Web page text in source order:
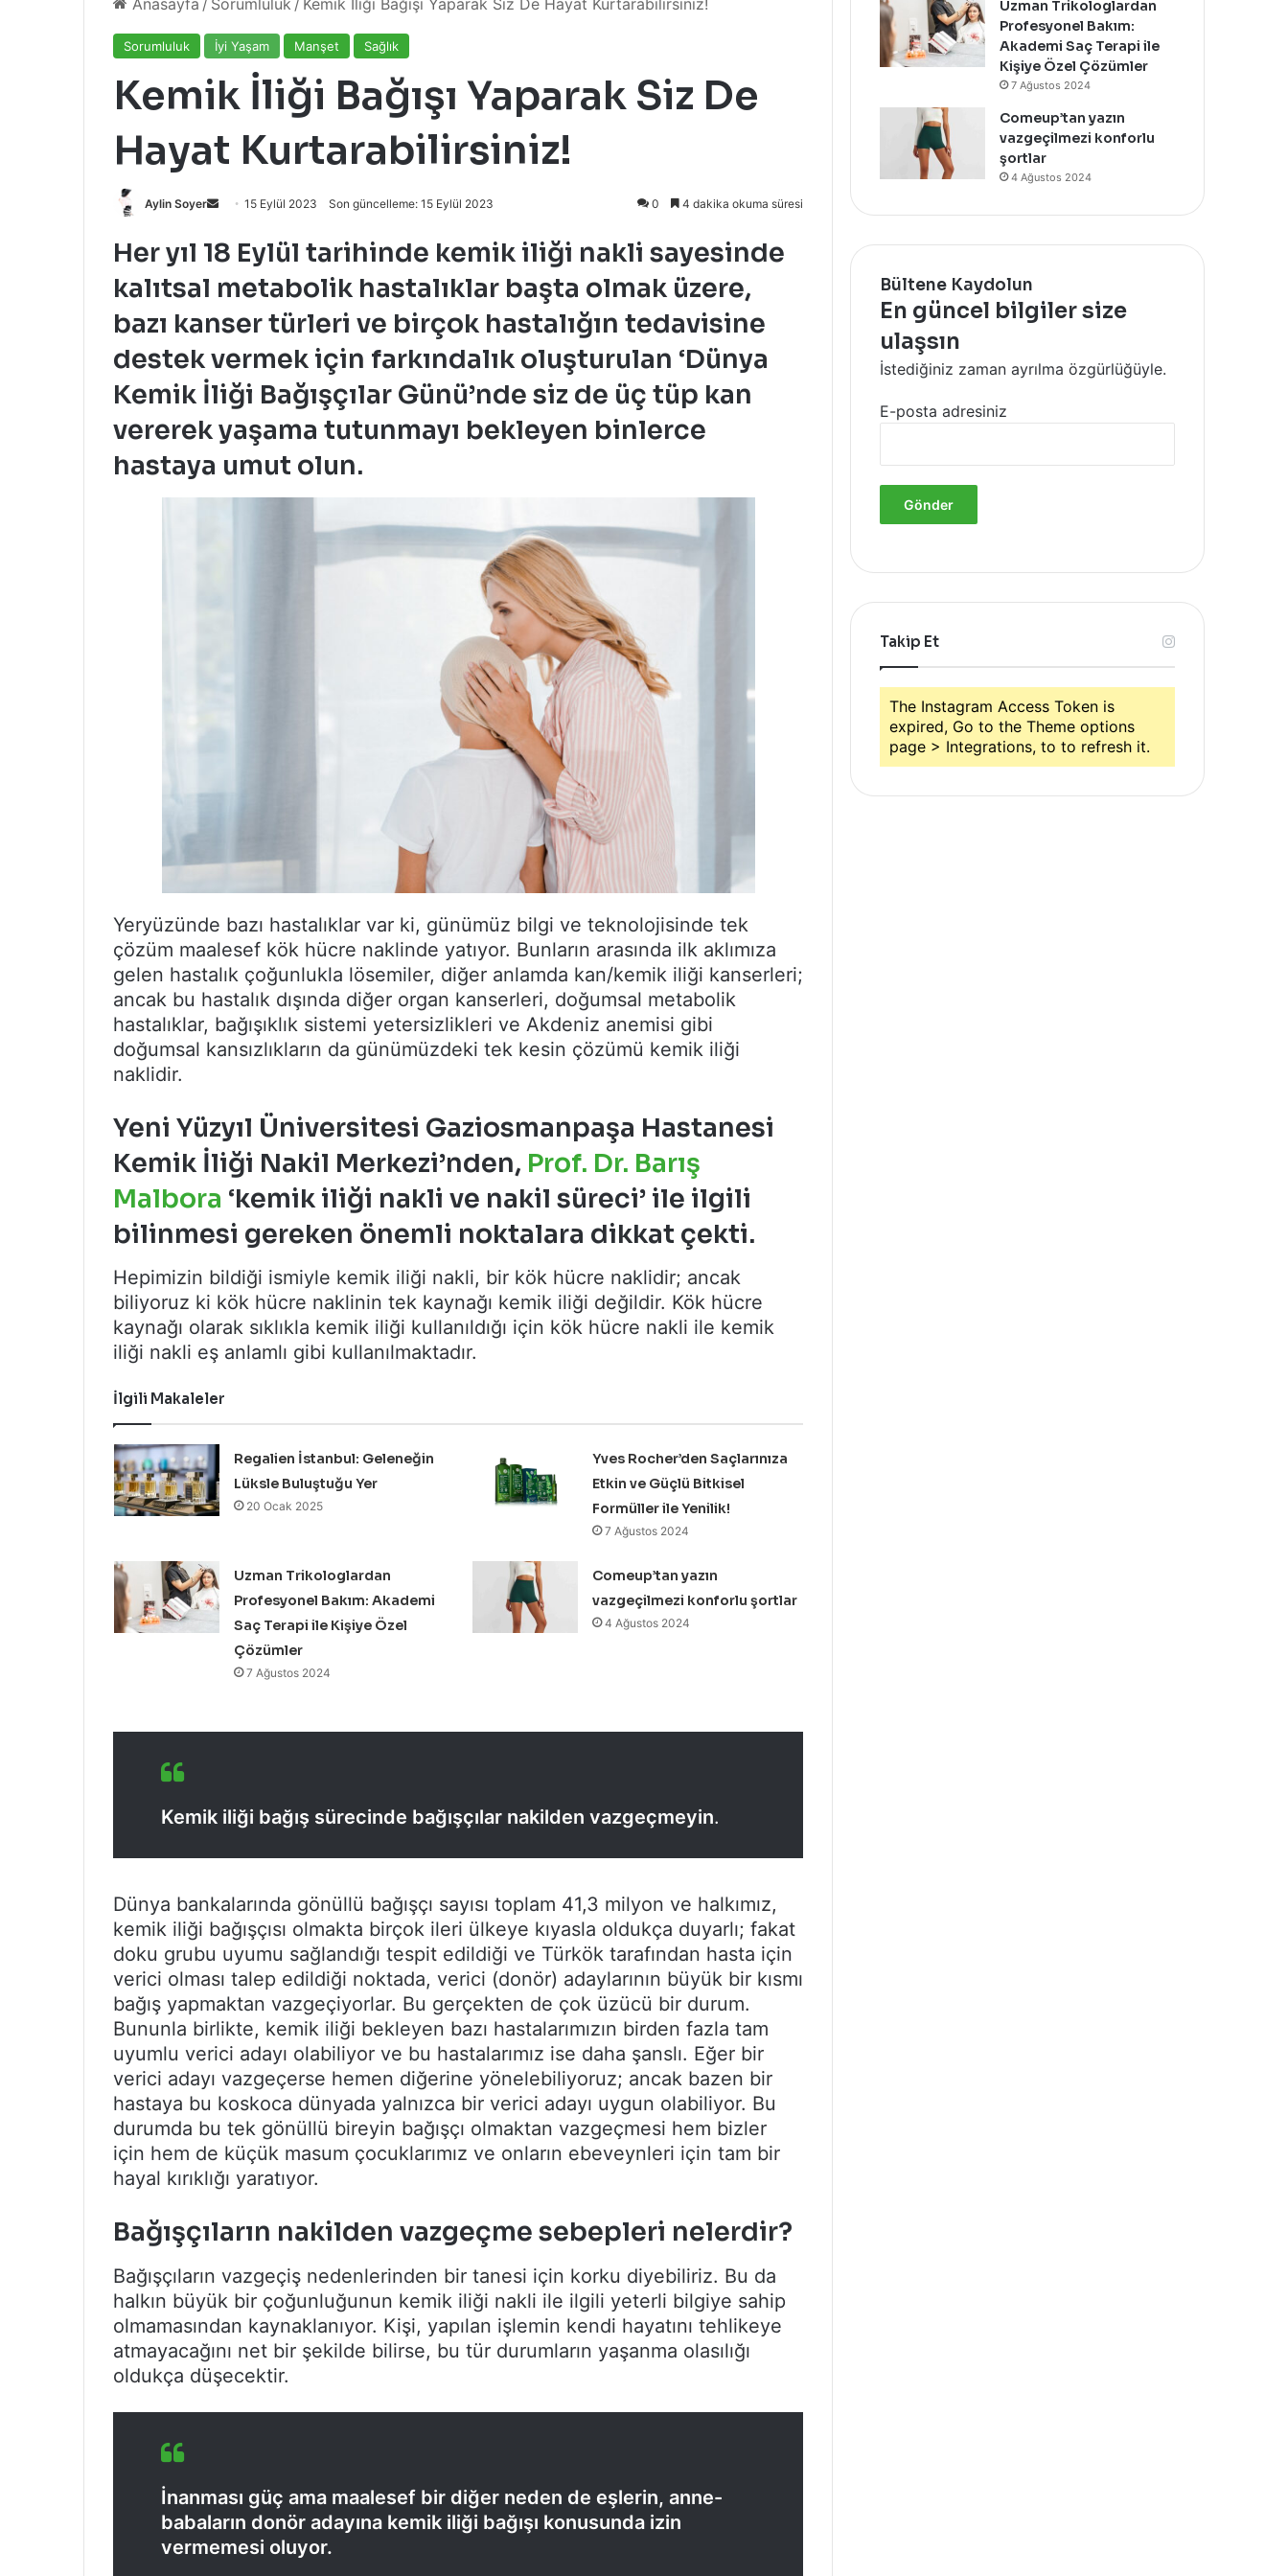
Sorumluluk İyi Yaşam Manşet Sağlık
Kemik İliği Bağışı Yaparak Siz De
Hayat Kurtarabilirsiniz!
Aylin Soyer
Bir
posta
15 Eylül 2023 Son güncelleme: 15 Eylül 2023 0 4 dakika okuma süresi
Her yıl 18 Eylül tarihinde kemik iliği nakli sayesinde
kalıtsal metabolik hastalıklar başta olmak üzere,
bazı kanser türleri ve birçok hastalığın tedavisine
destek vermek için farkındalık oluşturulan ‘Dünya
Kemik İliği Bağışçılar Günü’nde siz de üç tüp kan
vererek yaşama tutunmayı bekleyen binlerce
hastaya umut olun.
Yeryüzünde bazı hastalıklar var ki, günümüz bilgi ve teknolojisinde tek
çözüm maalesef kök hücre naklinde yatıyor. Bunların arasında ilk aklımıza
gelen hastalık çoğunlukla lösemiler, diğer anlamda kan/kemik iliği kanserleri;
ancak bu hastalık dışında diğer organ kanserleri, doğumsal metabolik
hastalıklar, bağışıklık sistemi yetersizlikleri ve Akdeniz anemisi gibi
doğumsal kansızlıkların da günümüzdeki tek kesin çözümü kemik iliği
naklidir.
Yeni Yüzyıl Üniversitesi Gaziosmanpaşa Hastanesi
Kemik İliği Nakil Merkezi’nden, Prof. Dr. Barış
Malbora ‘kemik iliği nakli ve nakil süreci’ ile ilgili
bilinmesi gereken önemli noktalara dikkat çekti.
Hepimizin bildiği ismiyle kemik iliği nakli, bir kök hücre naklidir; ancak
biliyoruz ki kök hücre naklinin tek kaynağı kemik iliği değildir. Kök hücre
kaynağı olarak sıklıkla kemik iliği kullanıldığı için kök hücre nakli ile kemik
iliği nakli eş anlamlı gibi kullanılmaktadır.
İlgili Makaleler
Regalien İstanbul: Geleneğin
Lüksle Buluştuğu Yer
20 Ocak 2025
Yves Rocher’den Saçlarınıza
Etkin ve Güçlü Bitkisel
Formüller ile Yenilik!
7 Ağustos 2024
Uzman Trikologlardan
Profesyonel Bakım: Akademi
Saç Terapi ile Kişiye Özel
Çözümler
7 Ağustos 2024
Comeup’tan yazın
vazgeçilmezi konforlu şortlar
4 Ağustos 2024
Kemik iliği bağış sürecinde bağışçılar nakilden vazgeçmeyin.
Dünya bankalarında gönüllü bağışçı sayısı toplam 41,3 milyon ve halkımız,
kemik iliği bağışçısı olmakta birçok ileri ülkeye kıyasla oldukça duyarlı; fakat
doku grubu uyumu sağlandığı tespit edildiği ve Türkök tarafından hasta için
verici olması talep edildiği noktada, verici (donör) adaylarının büyük bir kısmı
bağış yapmaktan vazgeçiyorlar. Bu gerçekten de çok üzücü bir durum.
Bununla birlikte, kemik iliği bekleyen bazı hastalarımızın birden fazla tam
uyumlu verici adayı olabiliyor ve bu hastalarımız ise daha şanslı. Eğer bir
verici adayı vazgeçerse hemen diğerine yönelebiliyoruz; ancak bazen bir
hastaya bu koskoca dünyada yalnızca bir verici adayı uygun olabiliyor. Bu
durumda bu tek gönüllü bireyin bağışçı olmaktan vazgeçmesi hem bizler
için hem de küçük masum çocuklarımız ve onların ebeveynleri için tam bir
hayal kırıklığı yaratıyor.
Bağışçıların nakilden vazgeçme sebepleri nelerdir?
Bağışçıların vazgeçiş nedenlerinden bir tanesi için korku diyebiliriz. Bu da
halkın büyük bir çoğunluğunun kemik iliği nakli ile ilgili yeterli bilgiye sahip
olmamasından kaynaklanıyor. Kişi, yapılan işlemin kendi hayatını tehlikeye
atmayacağını net bir şekilde bilirse, bu tür durumların yaşanma olasılığı
oldukça düşecektir.
İnanması güç ama maalesef bir diğer neden de eşlerin, anne-
babaların donör adayına kemik iliği bağışı konusunda izin
vermemesi oluyor.
Uzman Trikologlardan
Profesyonel Bakım:
Akademi Saç Terapi ile
Kişiye Özel Çözümler
7 Ağustos 2024
Comeup’tan yazın
vazgeçilmezi konforlu
şortlar
4 Ağustos 2024
Bültene Kaydolun
En güncel bilgiler size
ulaşsın
İstediğiniz zaman ayrılma özgürlüğüyle.
E-posta adresiniz
Takip Et
The Instagram Access Token is
expired, Go to the Theme options
page > Integrations, to to refresh it.